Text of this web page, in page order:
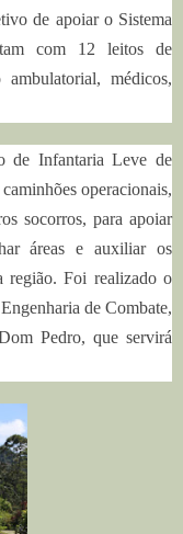
de apoiar o Sistema
com 12 leitos de
ambulatorial, médicos,
de Infantaria Leve de
operacionais,
socorros, para apoiar
áreas e auxiliar os
região. Foi realizado o
de Combate,
Pedro, que servirá